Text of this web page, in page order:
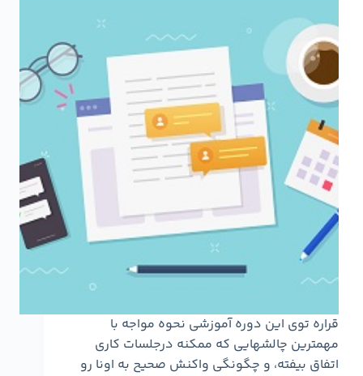
قراره توی این دوره آموزشی نحوه مواجه با
مهمترین چالشهایی که ممکنه درجلسات کاری
اتفاق بیفته، و چگونگی واکنش صحیح به اونا رو